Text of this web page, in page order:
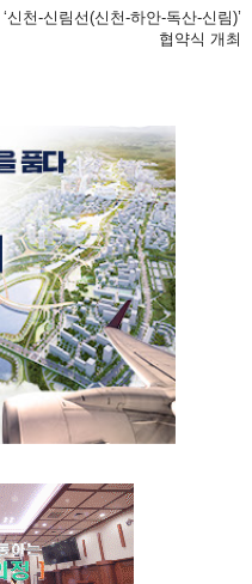
‘신천-신림선(신천-하안-독산-신림)’
협약식 개최